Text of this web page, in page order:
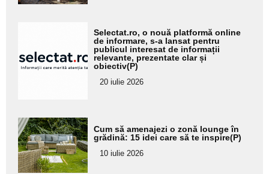
pentru
subtitlu
Selectat.ro, o nouă platformă online
de informare, s-a lansat pentru
publicul interesat de informații
relevante, prezentate clar și
obiectiv(P)
20 iulie 2026
Adaugă
aici textul
pentru
subtitlu
Cum să amenajezi o zonă lounge în
grădină: 15 idei care să te inspire(P)
10 iulie 2026